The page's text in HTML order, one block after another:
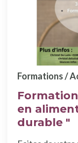
en
durable "
Formations /